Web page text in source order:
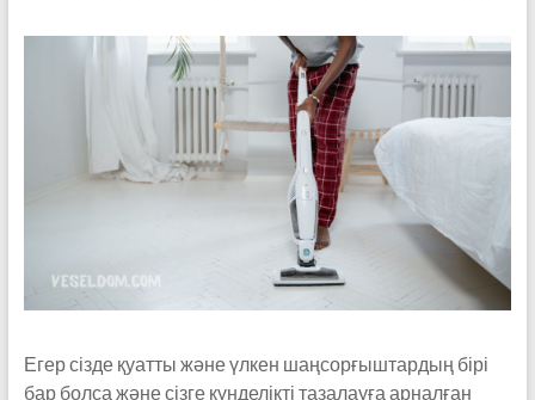
Егер сізде қуатты және үлкен шаңсорғыштардың бірі
бар болса және сізге күнделікті тазалауға арналған